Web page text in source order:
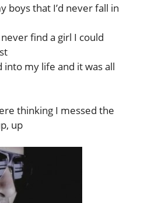
boys that I’d never fall in
find a girl I could
my life and it was all
thinking I messed the
up